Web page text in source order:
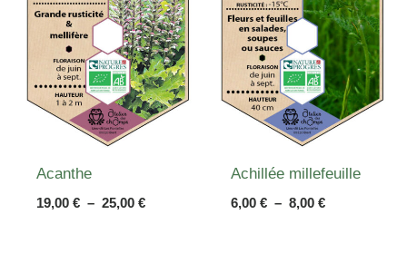
Acanthe
19,00€ – 25,00€Plage
Achillée millefeuille
6,00€ – 8,00€Plage